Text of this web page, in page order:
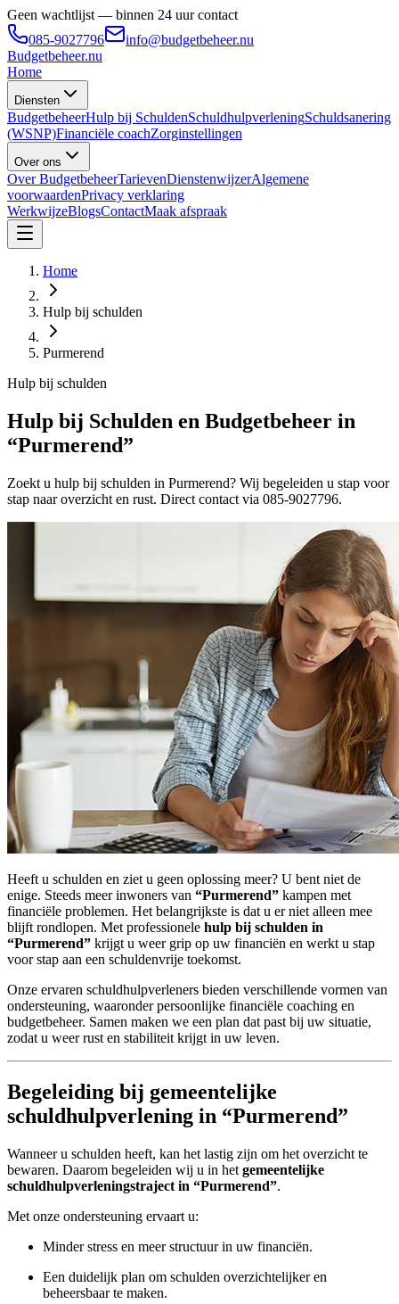
Geen wachtlijst — binnen 24 uur contact
085-9027796
info@budgetbeheer.nu
Budgetbeheer.nu
Home
Diensten
BudgetbeheerHulp bij SchuldenSchuldhulpverleningSchuldsanering
(WSNP)Financiële coachZorginstellingen
Over ons
Over BudgetbeheerTarievenDienstenwijzerAlgemene
voorwaardenPrivacy verklaring
WerkwijzeBlogsContactMaak afspraak
Home
Hulp bij schulden
Purmerend
Hulp bij schulden
Hulp bij Schulden en Budgetbeheer in
“Purmerend”
Zoekt u hulp bij schulden in Purmerend? Wij begeleiden u stap voor
stap naar overzicht en rust. Direct contact via 085-9027796.
Heeft u schulden en ziet u geen oplossing meer? U bent niet de
enige. Steeds meer inwoners van “Purmerend” kampen met
financiële problemen. Het belangrijkste is dat u er niet alleen mee
blijft rondlopen. Met professionele hulp bij schulden in
“Purmerend” krijgt u weer grip op uw financiën en werkt u stap
voor stap aan een schuldenvrije toekomst.
Onze ervaren schuldhulpverleners bieden verschillende vormen van
ondersteuning, waaronder persoonlijke financiële coaching en
budgetbeheer. Samen maken we een plan dat past bij uw situatie,
zodat u weer rust en stabiliteit krijgt in uw leven.
Begeleiding bij gemeentelijke
schuldhulpverlening in “Purmerend”
Wanneer u schulden heeft, kan het lastig zijn om het overzicht te
bewaren. Daarom begeleiden wij u in het gemeentelijke
schuldhulpverleningstraject in “Purmerend”.
Met onze ondersteuning ervaart u:
Minder stress en meer structuur in uw financiën.
Een duidelijk plan om schulden overzichtelijker en
beheersbaar te maken.